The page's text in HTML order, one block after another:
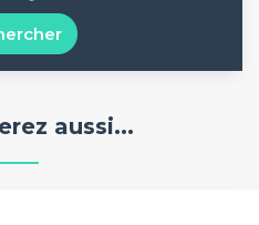
aussi...